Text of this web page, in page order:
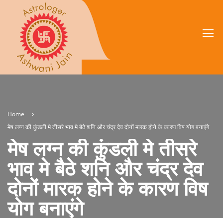
Home
मेष लग्न की कुंडली मे तीसरे भाव मे बैठे शनि और चंद्र देव दोनों मारक होने के कारण विष योग बनाएंगे
मेष लग्न की कुंडली मे तीसरे
भाव मे बैठे शनि और चंद्र देव
दोनों मारक होने के कारण विष
योग बनाएंगे